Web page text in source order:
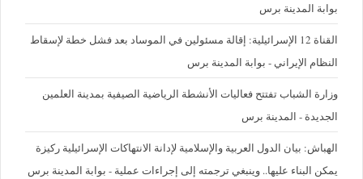
بوابة المدينة برس
القناة 12 الإسرائيلية: إقالة مسئولين في الموساد بعد فشل خطة لإسقاط
النظام الإيراني - بوابة المدينة برس
وزارة الشباب تفتتح فعاليات الأنشطة الرياضية الصيفية بمدينة العلمين
الجديدة - المدينة برس
الهباش: بيان الدول العربية والإسلامية لإدانة الانتهاكات الإسرائيلية ركيزة
يمكن البناء عليها.. وينبغي ترجمته إلى إجراءات عملية - بوابة المدينة برس